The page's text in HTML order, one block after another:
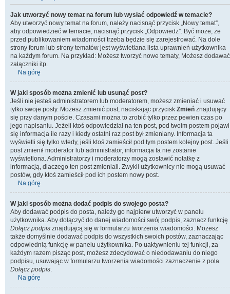
Jak utworzyć nowy temat na forum lub wysłać odpowiedź w temacie?
Aby utworzyć nowy temat na forum, należy nacisnąć przycisk „Nowy temat”,
aby odpowiedzieć w temacie, nacisnąć przycisk „Odpowiedz”. Być może, że
przed publikowaniem wiadomości trzeba będzie się zarejestrować. Na dole
strony forum lub strony tematów jest wyświetlana lista uprawnień użytkownika
na każdym forum. Na przykład: Możesz tworzyć nowe tematy, Możesz dodawać
załączniki itp.
Na górę
W jaki sposób można zmienić lub usunąć post?
Jeśli nie jesteś administratorem lub moderatorem, możesz zmieniać i usuwać
tylko swoje posty. Możesz zmienić post, naciskając przycisk Zmień znajdujący
się przy danym poście. Czasami można to zrobić tylko przez pewien czas po
jego napisaniu. Jeżeli ktoś odpowiedział na ten post, pod twoim postem pojawi
się informacja ile razy i kiedy ostatni raz post był zmieniany. Informacja ta
wyświetli się tylko wtedy, jeśli ktoś zamieścił pod tym postem kolejny post. Jeśli
post zmienił moderator lub administrator, informacja ta nie zostanie
wyświetlona. Administratorzy i moderatorzy mogą zostawić notatkę z
informacją, dlaczego ten post zmieniali. Zwykli użytkownicy nie mogą usuwać
postów, gdy ktoś zamieścił pod ich postem nowy post.
Na górę
W jaki sposób można dodać podpis do swojego posta?
Aby dodawać podpis do posta, należy go najpierw utworzyć w panelu
użytkownika. Aby dołączyć do danej wiadomości swój podpis, zaznacz funkcję
Dołącz podpis znajdującą się w formularzu tworzenia wiadomości. Możesz
także domyślnie dodawać podpis do wszystkich swoich postów, zaznaczając
odpowiednią funkcję w panelu użytkownika. Po uaktywnieniu tej funkcji, za
każdym razem pisząc post, możesz zdecydować o niedodawaniu do niego
podpisu, usuwając w formularzu tworzenia wiadomości zaznaczenie z pola
Dołącz podpis.
Na górę